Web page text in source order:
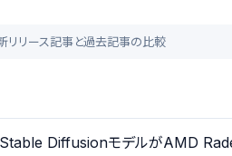
リース記事と過去記事の比較
DiffusionモデルがAMD